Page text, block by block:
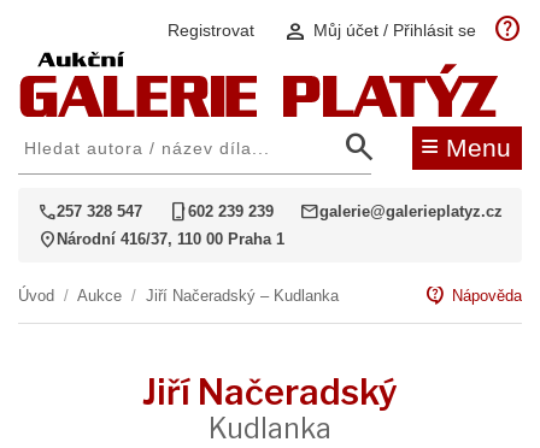
Registrovat person Můj účet / Přihlásit se help
search ≡ Menu
call257 328 547 phone_iphone602 239 239 mailgalerie@galerieplatyz.cz
location_on Národní 416/37, 110 00 Praha 1
Úvod / Aukce / Jiří Načeradský – Kudlanka contact_support Nápověda
Jiří Načeradský
Kudlanka